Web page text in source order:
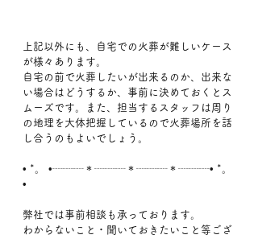
上記以外にも、自宅での火葬が難しいケース
が様々あります。
自宅の前で火葬したいが出来るのか、出来な
い場合はどうするか、事前に決めておくとス
ムーズです。また、担当するスタッフは周り
の地理を大体把握しているので火葬場所を話
し合うのもよいでしょう。
• *。 •┈┈┈＊┈┈┈＊┈┈┈＊┈┈┈• *。
•
弊社では事前相談も承っております。
わからないこと・聞いておきたいこと等ござ